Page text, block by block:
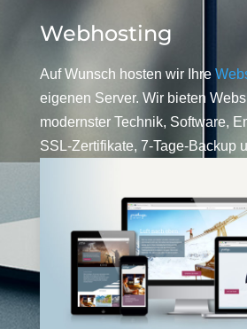
Webhosting
Auf Wunsch hosten wir Ihre
eigenen Server. Wir bieten
modernster Technik, Software,
SSL-Zertifikate, 7-Tage-Backup